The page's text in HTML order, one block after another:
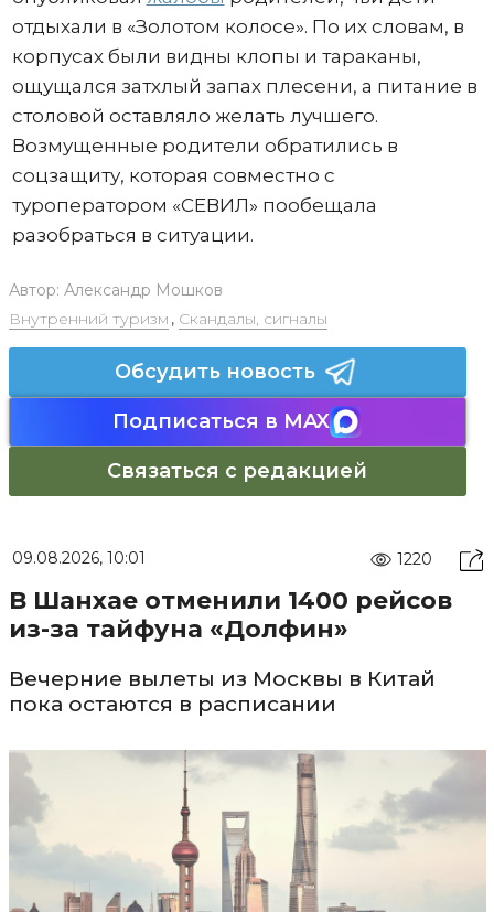
отдыхали в «Золотом колосе». По их словам, в
корпусах были видны клопы и тараканы,
ощущался затхлый запах плесени, а питание в
столовой оставляло желать лучшего.
Возмущенные родители обратились в
соцзащиту, которая совместно с
туроператором «СЕВИЛ» пообещала
разобраться в ситуации.
Автор: Александр Мошков
Внутренний туризм , Скандалы, сигналы
Обсудить новость
Подписаться в MAX
Связаться с редакцией
09.08.2026, 10:01 1220
В Шанхае отменили 1400 рейсов
из-за тайфуна «Долфин»
Вечерние вылеты из Москвы в Китай
пока остаются в расписании